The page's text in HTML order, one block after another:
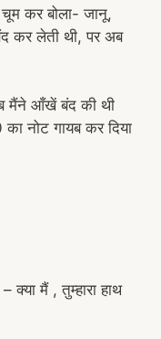
कर बोला- जानू,
कर लेती थी, पर अब
मैंने आँखें बंद की थी
नोट गायब कर दिया
मैं , तुम्हारा हाथ